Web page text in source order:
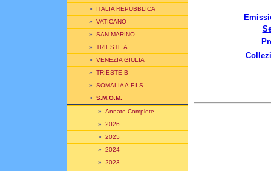
» ITALIA REPUBBLICA
» VATICANO
» SAN MARINO
» TRIESTE A
» VENEZIA GIULIA
» TRIESTE B
» SOMALIA A.F.I.S.
• S.M.O.M.
» Annate Complete
» 2026
» 2025
» 2024
» 2023